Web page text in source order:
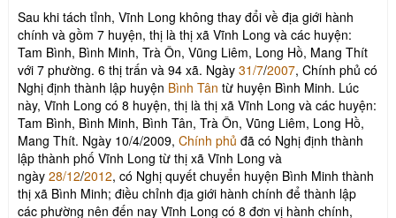
Sau khi tách tỉnh, Vĩnh Long không thay đổi về địa giới hành
chính và gồm 7 huyện, thị là thị xã Vĩnh Long và các huyện:
Tam Bình, Bình Minh, Trà Ôn, Vũng Liêm, Long Hồ, Mang Thít
với 7 phường. 6 thị trấn và 94 xã. Ngày 31/7/2007, Chính phủ có
Nghị định thành lập huyện Bình Tân từ huyện Bình Minh. Lúc
này, Vĩnh Long có 8 huyện, thị là thị xã Vĩnh Long và các huyện:
Tam Bình, Bình Minh, Bình Tân, Trà Ôn, Vũng Liêm, Long Hồ,
Mang Thít. Ngày 10/4/2009, Chính phủ đã có Nghị định thành
lập thành phố Vĩnh Long từ thị xã Vĩnh Long và
ngày 28/12/2012, có Nghị quyết chuyển huyện Bình Minh thành
thị xã Bình Minh; điều chỉnh địa giới hành chính để thành lập
các phường nên đến nay Vĩnh Long có 8 đơn vị hành chính,